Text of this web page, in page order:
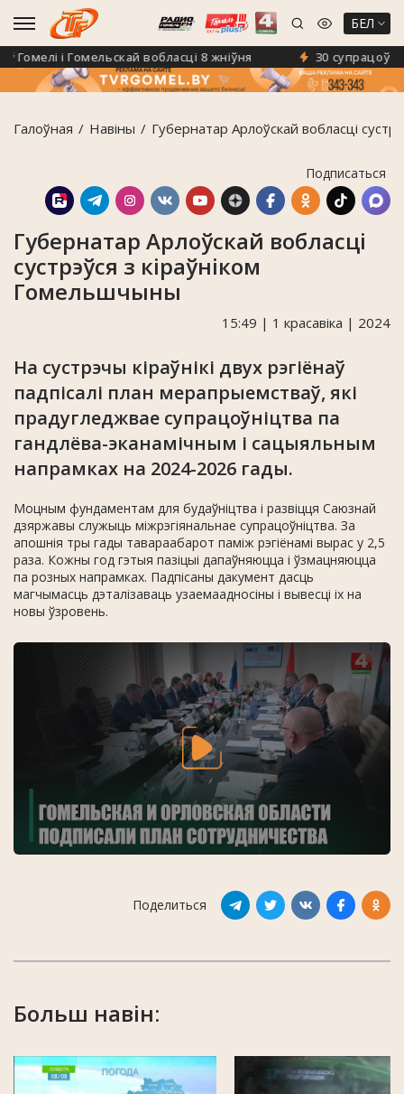
БЕЛ
і Гомельскай вобласці 8 жніўня 30
Галоўная Навiны Губернатар Арлоўскай вобласці
Подписаться
Губернатар Арлоўскай вобласці
сустрэўся з кіраўніком
Гомельшчыны
15:49 | 1 красавіка | 2024
На сустрэчы кіраўнікі двух рэгіёнаў
падпісалі план мерапрыемстваў, які
прадугледжвае супрацоўніцтва па
гандлёва-эканамічным і сацыяльным
напрамках на 2024-2026 гады.
Моцным фундаментам для будаўніцтва і развіцця Саюзнай
дзяржавы служыць міжрэгіянальнае супрацоўніцтва. За
апошнія тры гады тавараабарот паміж рэгіёнамі вырас у 2,5
раза. Кожны год гэтыя пазіцыі дапаўняюцца і ўзмацняюцца
па розных напрамках. Падпісаны дакумент дасць
магчымасць дэталізаваць узаемаадносіны і вывесці іх на
новы ўзровень.
Поделиться
Больш навін: